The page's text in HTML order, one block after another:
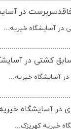
در
در آسایشگاه خیریه...
کشتی در
آسایشگاه خیریه...
در آسایشگاه
خیریه کهریزک...